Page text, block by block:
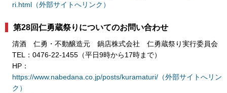
ri.html（外部サイトへリンク）
第28回仁勇蔵祭りについてのお問い合わせ
清酒 仁勇・不動醸造元 鍋店株式会社 仁勇蔵祭り実行委員会
TEL：0476-22-1455（平日9時から17時まで）
HP：
https://www.nabedana.co.jp/posts/kuramaturi/（外部サイトへリン
ク）